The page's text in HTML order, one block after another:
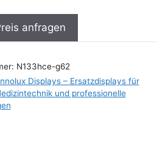
anfragen
N133hce-g62
Displays – Ersatzdisplays für
und professionelle